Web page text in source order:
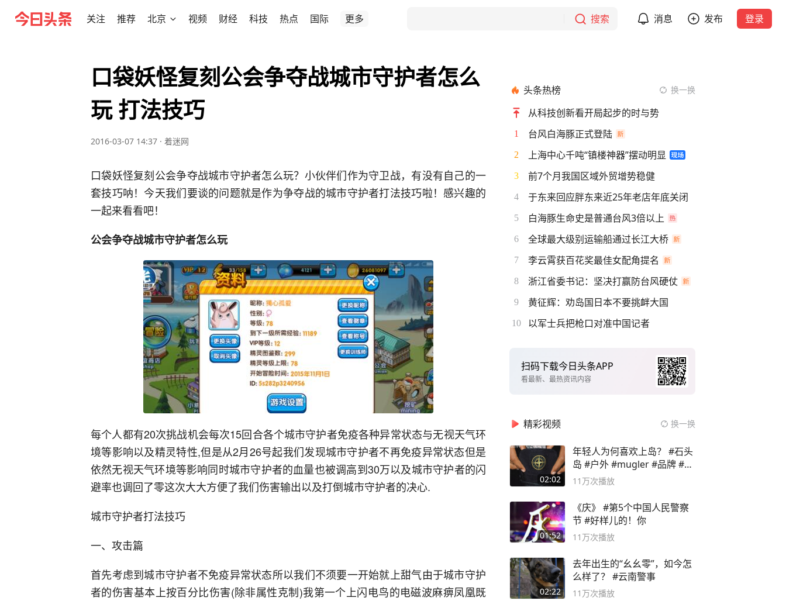
关注 推荐 北京 视频 财经 科技 热点 国际 更多 搜索 消息 发布 登录
口袋妖怪复刻公会争夺战城市守护者怎么
玩 打法技巧
2016-03-07 14:37 · 着迷网
口袋妖怪复刻公会争夺战城市守护者怎么玩？小伙伴们作为守卫战，有没有自己的一
套技巧呐！今天我们要谈的问题就是作为争夺战的城市守护者打法技巧啦！感兴趣的
一起来看看吧！
公会争夺战城市守护者怎么玩
每个人都有20次挑战机会每次15回合各个城市守护者免疫各种异常状态与无视天气环
境等影响以及精灵特性,但是从2月26号起我们发现城市守护者不再免疫异常状态但是
依然无视天气环境等影响同时城市守护者的血量也被调高到30万以及城市守护者的闪
避率也调回了零这次大大方便了我们伤害输出以及打倒城市守护者的决心.
城市守护者打法技巧
一、攻击篇
首先考虑到城市守护者不免疫异常状态所以我们不须要一开始就上甜气由于城市守护
者的伤害基本上按百分比伤害(除非属性克制)我第一个上闪电鸟的电磁波麻痹凤凰既
头条热榜 换一换
从科技创新看开局起步的时与势
1 台风白海豚正式登陆
2 上海中心千吨“镇楼神器”摆动明显
3 前7个月我国区域外贸增势稳健
4 于东来回应胖东来近25年老店年底关闭
5 白海豚生命史是普通台风3倍以上
6 全球最大级别运输船通过长江大桥
7 李云霄获百花奖最佳女配角提名
8 浙江省委书记：坚决打赢防台风硬仗
9 黄征辉：劝岛国日本不要挑衅大国
10 以军士兵把枪口对准中国记者
扫码下载今日头条APP
看最新、最热资讯内容
精彩视频 换一换
02:02
年轻人为何喜欢上岛？ #石头
岛 #户外 #mugler #品牌 #足
球流氓
11万次播放
01:52
《庆》 #第5个中国人民警察
节 #好样儿的！你
11万次播放
02:22
去年出生的“幺幺零”，如今怎
么样了？ #云南警事
11万次播放